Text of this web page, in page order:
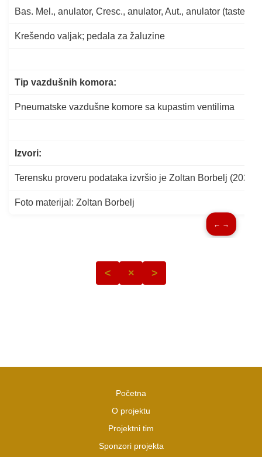
Bas. Mel., anulator, Cresc., anulator, Aut., anulator (tasteri)
Krešendo valjak; pedala za žaluzine
Tip vazdušnih komora:
Pneumatske vazdušne komore sa kupastim ventilima
Izvori:
Terensku proveru podataka izvršio je Zoltan Borbelj (2022).
Foto materijal: Zoltan Borbelj
← →
< × >
Početna
O projektu
Projektni tim
Sponzori projekta